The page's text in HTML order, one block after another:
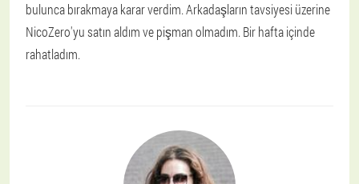
bulunca bırakmaya karar verdim. Arkadaşların tavsiyesi üzerine
NicoZero'yu satın aldım ve pişman olmadım. Bir hafta içinde
rahatladım.